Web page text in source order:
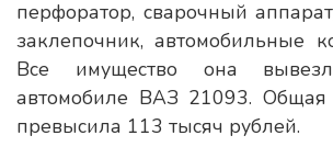
перфоратор, сварочный
заклепочник, автомобильные
Все имущество она
автомобиле ВАЗ 21093. Общая
превысила 113 тысяч рублей.